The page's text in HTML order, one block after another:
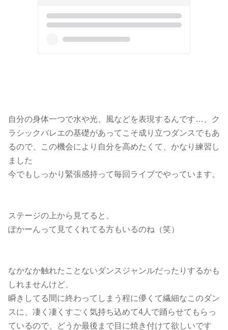
自分の身体一つで水や光、風などを表現するんです…、ク
ラシックバレエの基礎があってこそ成り立つダンスでもあ
るので、この機会により自分を高めたくて、かなり練習し
ました
今でもしっかり緊張感持って毎回ライブでやっています。
ステージの上から見てると、
ぽかーんって見てくれてる方もいるのね（笑）
なかなか触れたことないダンスジャンルだったりするかも
しれませんけど、
瞬きしてる間に終わってしまう程に儚くて繊細なこのダン
スに、凄く凄くすごく気持ち込めて4人で踊らせてもらっ
ているので、どうか最後まで目に焼き付けて欲しいです